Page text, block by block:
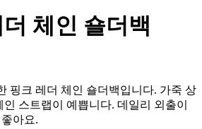
체인 숄더백
핑크 레더 체인 숄더백입니다. 가죽 상
스트랩이 예쁩니다. 데일리 외출이
아요.